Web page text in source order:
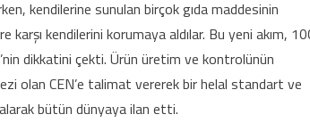
kendilerine sunulan birçok gıda maddesinin
kendilerini korumaya aldılar. Bu yeni akım,
dikkatini çekti. Ürün üretim ve kontrolünün
olan CEN’e talimat vererek bir helal standart ve
bütün dünyaya ilan etti.